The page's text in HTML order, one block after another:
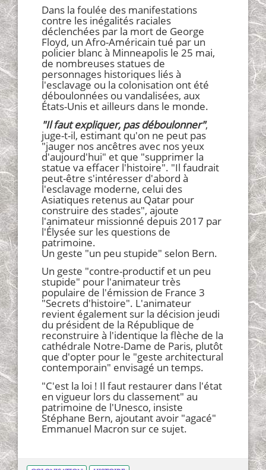
Dans la foulée des manifestations
contre les inégalités raciales
déclenchées par la mort de George
Floyd, un Afro-Américain tué par un
policier blanc à Minneapolis le 25 mai,
de nombreuses statues de
personnages historiques liés à
l'esclavage ou la colonisation ont été
déboulonnées ou vandalisées, aux
États-Unis et ailleurs dans le monde.
"Il faut expliquer, pas déboulonner",
juge-t-il, estimant qu'on ne peut pas
"jauger nos ancêtres avec nos yeux
d'aujourd'hui" et que "supprimer la
statue va effacer l'histoire". "Il faudrait
peut-être s'intéresser d'abord à
l'esclavage moderne, celui des
Asiatiques retenus au Qatar pour
construire des stades", ajoute
l'animateur missionné depuis 2017 par
l'Élysée sur les questions de
patrimoine.
Un geste "un peu stupide" selon Bern.
Un geste "contre-productif et un peu
stupide" pour l'animateur très
populaire de l'émission de France 3
"Secrets d'histoire". L'animateur
revient également sur la décision jeudi
du président de la République de
reconstruire à l'identique la flèche de la
cathédrale Notre-Dame de Paris, plutôt
que d'opter pour le "geste architectural
contemporain" envisagé un temps.
"C'est la loi ! Il faut restaurer dans l'état
en vigueur lors du classement" au
patrimoine de l'Unesco, insiste
Stéphane Bern, ajoutant avoir "agacé"
Emmanuel Macron sur ce sujet.